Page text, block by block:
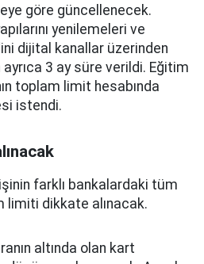
göre güncellenecek.
yenilemeleri ve
dijital kanallar üzerinden
3 ay süre verildi. Eğitim
toplam limit hesabında
istendi.
farklı bankalardaki tüm
limiti dikkate alınacak.
altında olan kart